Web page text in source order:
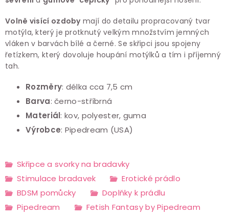
Volně visící ozdobymají do detailu propracovaný tvar
motýla, který je protknutý velkým množstvím jemných
vláken v barvách bílé a černé. Se skřipci jsou spojeny
řetízkem, který dovoluje houpání motýlků a tím i příjemný
tah.
Rozměry: délka cca 7,5 cm
Barva: černo-stříbrná
Materiál: kov, polyester, guma
Výrobce: Pipedream (USA)
Skřipce a svorky na bradavky
Stimulace bradavek
Erotické prádlo
BDSM pomůcky
Doplňky k prádlu
Pipedream
Fetish Fantasy by Pipedream